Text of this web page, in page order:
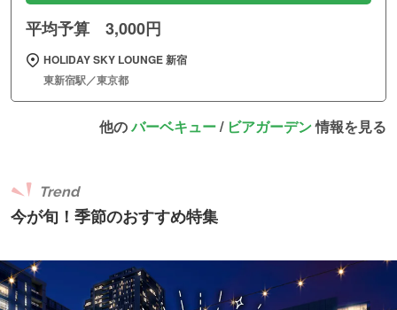
平均予算 3,000円
HOLIDAY SKY LOUNGE 新宿
東新宿駅／東京都
他のバーベキュー/ ビアガーデン情報を見る
今が旬！季節のおすすめ特集
Trend